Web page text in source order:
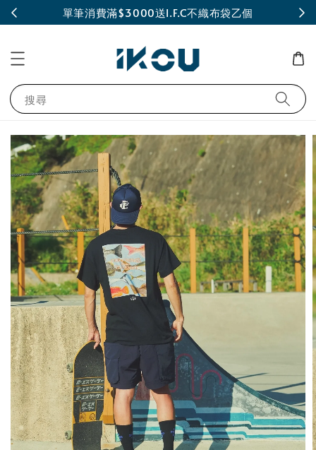
單筆消費滿$3000送I.F.C不織布袋乙個
搜尋